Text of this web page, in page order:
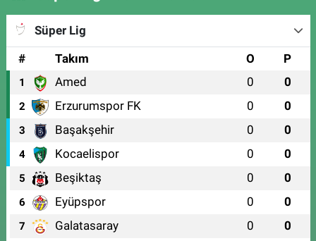
Süper Lig
#
Takım O P
1 Amed 0 0
2 Erzurumspor FK 0 0
3 Başakşehir 0 0
4 Kocaelispor 0 0
5 Beşiktaş 0 0
6 Eyüpspor 0 0
7 Galatasaray 0 0